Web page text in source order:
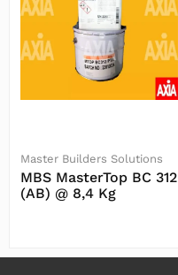
Master Builders Solutions
MBS MasterTop BC 312
(AB) @ 8,4 Kg